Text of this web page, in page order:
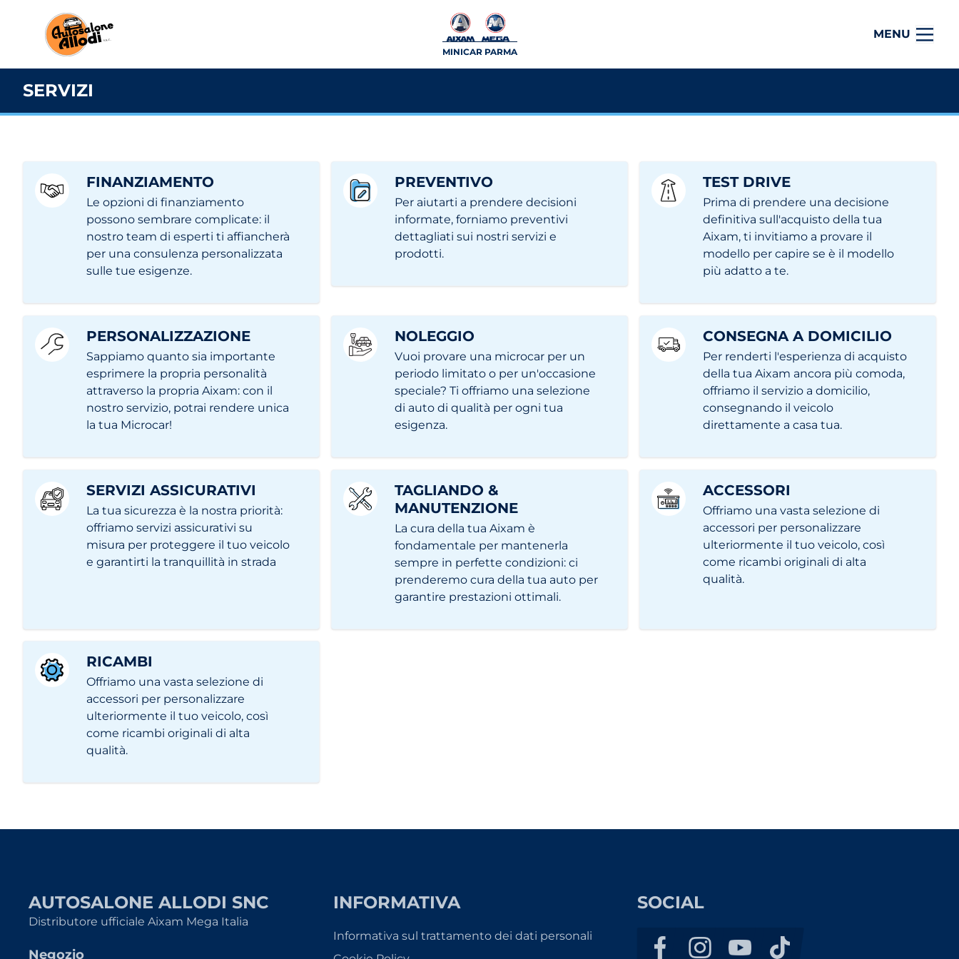
MINICAR PARMA
MENU
SERVIZI
FINANZIAMENTO
Le opzioni di finanziamento
possono sembrare complicate: il
nostro team di esperti ti affiancherà
per una consulenza personalizzata
sulle tue esigenze.
PREVENTIVO
Per aiutarti a prendere decisioni
informate, forniamo preventivi
dettagliati sui nostri servizi e
prodotti.
TEST DRIVE
Prima di prendere una decisione
definitiva sull'acquisto della tua
Aixam, ti invitiamo a provare il
modello per capire se è il modello
più adatto a te.
PERSONALIZZAZIONE
Sappiamo quanto sia importante
esprimere la propria personalità
attraverso la propria Aixam: con il
nostro servizio, potrai rendere unica
la tua Microcar!
NOLEGGIO
Vuoi provare una microcar per un
periodo limitato o per un'occasione
speciale? Ti offriamo una selezione
di auto di qualità per ogni tua
esigenza.
CONSEGNA A DOMICILIO
Per renderti l'esperienza di acquisto
della tua Aixam ancora più comoda,
offriamo il servizio a domicilio,
consegnando il veicolo
direttamente a casa tua.
SERVIZI ASSICURATIVI
La tua sicurezza è la nostra priorità:
offriamo servizi assicurativi su
misura per proteggere il tuo veicolo
e garantirti la tranquillità in strada
TAGLIANDO &
MANUTENZIONE
La cura della tua Aixam è
fondamentale per mantenerla
sempre in perfette condizioni: ci
prenderemo cura della tua auto per
garantire prestazioni ottimali.
ACCESSORI
Offriamo una vasta selezione di
accessori per personalizzare
ulteriormente il tuo veicolo, così
come ricambi originali di alta
qualità.
RICAMBI
Offriamo una vasta selezione di
accessori per personalizzare
ulteriormente il tuo veicolo, così
come ricambi originali di alta
qualità.
AUTOSALONE ALLODI SNC
Distributore ufficiale Aixam Mega Italia
Negozio
INFORMATIVA
Informativa sul trattamento dei dati personali
SOCIAL